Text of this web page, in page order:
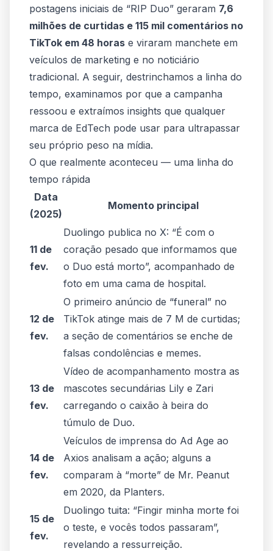
postagens iniciais de “RIP Duo” geraram 7,6
milhões de curtidas e 115 mil comentários no
TikTok em 48 horas e viraram manchete em
veículos de marketing e no noticiário
tradicional. A seguir, destrinchamos a linha do
tempo, examinamos por que a campanha
ressoou e extraímos insights que qualquer
marca de EdTech pode usar para ultrapassar
seu próprio peso na mídia.
O que realmente aconteceu — uma linha do
tempo rápida
Data
(2025)
Momento principal
11 de
fev.
Duolingo publica no X: “É com o
coração pesado que informamos que
o Duo está morto”, acompanhado de
foto em uma cama de hospital.
12 de
fev.
O primeiro anúncio de “funeral” no
TikTok atinge mais de 7 M de curtidas;
a seção de comentários se enche de
falsas condolências e memes.
13 de
fev.
Vídeo de acompanhamento mostra as
mascotes secundárias Lily e Zari
carregando o caixão à beira do
túmulo de Duo.
14 de
fev.
Veículos de imprensa do Ad Age ao
Axios analisam a ação; alguns a
comparam à “morte” de Mr. Peanut
em 2020, da Planters.
15 de
fev.
Duolingo tuita: “Fingir minha morte foi
o teste, e vocês todos passaram”,
revelando a ressurreição.